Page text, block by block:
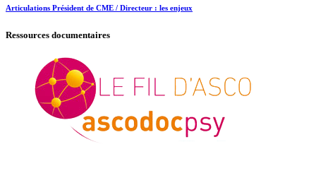
Articulations Président de CME / Directeur : les enjeux
Ressources documentaires